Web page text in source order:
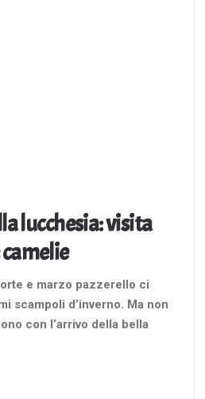
lucchesia: visita
e marzo pazzerello ci
scampoli d’inverno. Ma non
con l’arrivo della bella
Alcuni di essi sono
della Toscana sono